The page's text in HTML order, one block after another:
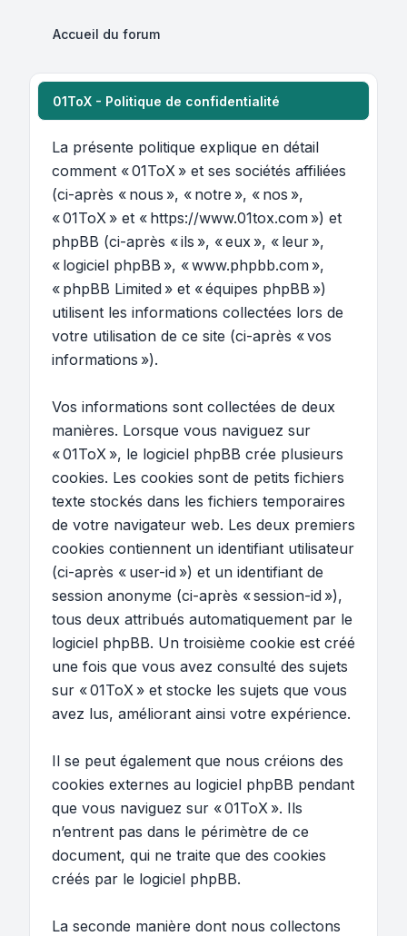
Accueil du forum
01ToX - Politique de confidentialité
La présente politique explique en détail
comment « 01ToX » et ses sociétés affiliées
(ci-après « nous », « notre », « nos »,
« 01ToX » et « https://www.01tox.com ») et
phpBB (ci-après « ils », « eux », « leur »,
« logiciel phpBB », « www.phpbb.com »,
« phpBB Limited » et « équipes phpBB »)
utilisent les informations collectées lors de
votre utilisation de ce site (ci-après « vos
informations »).
Vos informations sont collectées de deux
manières. Lorsque vous naviguez sur
« 01ToX », le logiciel phpBB crée plusieurs
cookies. Les cookies sont de petits fichiers
texte stockés dans les fichiers temporaires
de votre navigateur web. Les deux premiers
cookies contiennent un identifiant utilisateur
(ci-après « user-id ») et un identifiant de
session anonyme (ci-après « session-id »),
tous deux attribués automatiquement par le
logiciel phpBB. Un troisième cookie est créé
une fois que vous avez consulté des sujets
sur « 01ToX » et stocke les sujets que vous
avez lus, améliorant ainsi votre expérience.
Il se peut également que nous créions des
cookies externes au logiciel phpBB pendant
que vous naviguez sur « 01ToX ». Ils
n’entrent pas dans le périmètre de ce
document, qui ne traite que des cookies
créés par le logiciel phpBB.
La seconde manière dont nous collectons